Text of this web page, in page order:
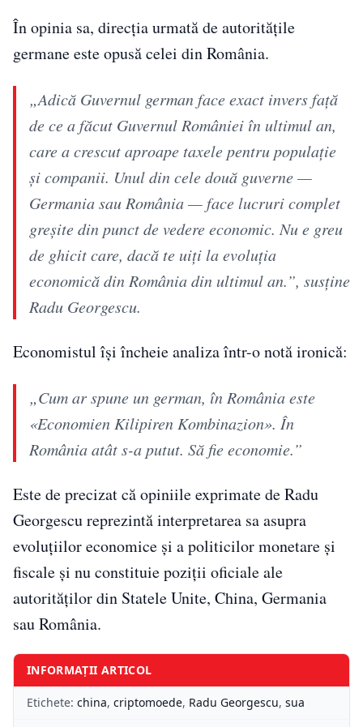
În opinia sa, direcția urmată de autoritățile
germane este opusă celei din România.
„Adică Guvernul german face exact invers față
de ce a făcut Guvernul României în ultimul an,
care a crescut aproape taxele pentru populație
și companii. Unul din cele două guverne —
Germania sau România — face lucruri complet
greșite din punct de vedere economic. Nu e greu
de ghicit care, dacă te uiți la evoluția
economică din România din ultimul an.”, susține
Radu Georgescu.
Economistul își încheie analiza într-o notă ironică:
„Cum ar spune un german, în România este
«Economien Kilipiren Kombinazion». În
România atât s-a putut. Să fie economie.”
Este de precizat că opiniile exprimate de Radu
Georgescu reprezintă interpretarea sa asupra
evoluțiilor economice și a politicilor monetare și
fiscale și nu constituie poziții oficiale ale
autorităților din Statele Unite, China, Germania
sau România.
INFORMAȚII ARTICOL
Etichete: china, criptomoede, Radu Georgescu, sua